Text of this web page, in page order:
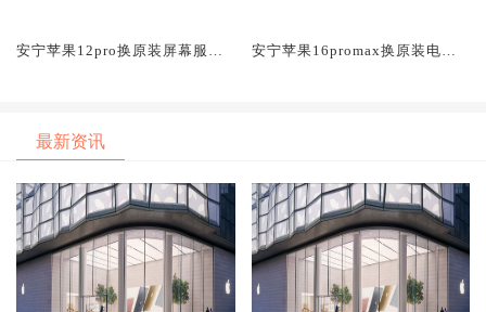
安宁苹果12pro换原装屏幕服务
安宁苹果16promax换原装电池
最新资讯